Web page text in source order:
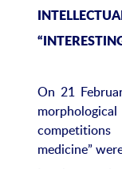
On 21
medicine”